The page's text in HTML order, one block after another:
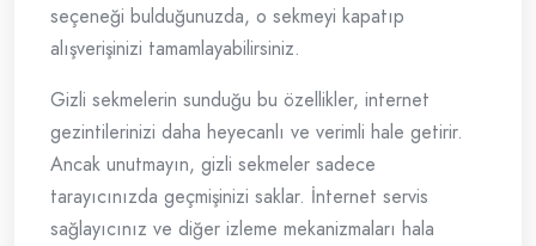
seçeneği bulduğunuzda, o sekmeyi kapatıp
alışverişinizi tamamlayabilirsiniz.
Gizli sekmelerin sunduğu bu özellikler, internet
gezintilerinizi daha heyecanlı ve verimli hale getirir.
Ancak unutmayın, gizli sekmeler sadece
tarayıcınızda geçmişinizi saklar. İnternet servis
sağlayıcınız ve diğer izleme mekanizmaları hala